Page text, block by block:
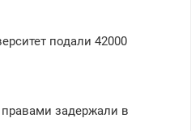
подали 42000
задержали в